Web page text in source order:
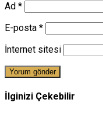
Ad *
E-posta *
İnternet sitesi
İlginizi Çekebilir